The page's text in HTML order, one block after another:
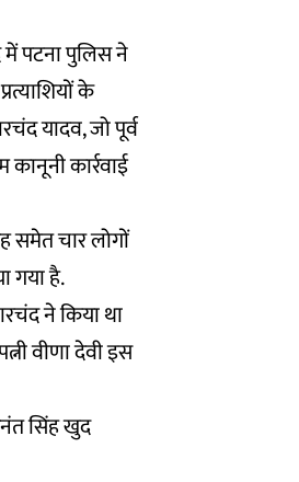
में पटना पुलिस ने
के
यादव, जो पूर्व
कार्रवाई
समेत चार लोगों
गया है.
ने किया था
वीणा देवी इस
सिंह खुद